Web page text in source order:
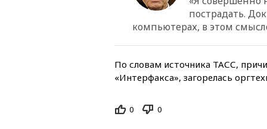
пострадать.
компьютерах, в этом
По словам источника ТАСС,
«Интерфакса», загорелась
0 0